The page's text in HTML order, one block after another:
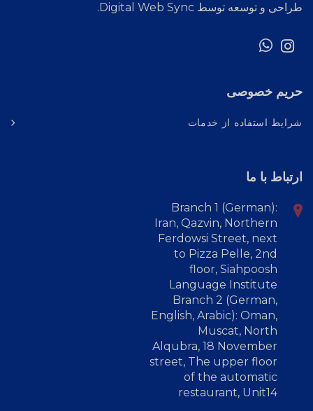
طراحی و توسعه توسط Digital Web Sync
.
حریم خصوصی
شرایط استفاده از خدمات
ارتباط با ما
Branch 1 (German):
Iran, Qazvin, Northern
Ferdowsi Street, next
to Pizza Pelle, 2nd
floor, Siahpoosh
Language Institute
Branch 2 (German,
English, Arabic): Oman,
Muscat, North
Alqubra, 18 November
street, The upper floor
of the automatic
restaurant, Unit14